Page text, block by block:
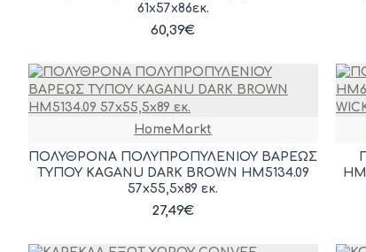
61x57x86εκ.
60,39€
HomeMarkt
ΠΟΛΥΘΡΟΝΑ ΠΟΛΥΠΡΟΠΥΛΕΝΙΟΥ ΒΑΡΕΩΣ
ΤΥΠΟΥ KAGANU DARK BROWN HM5134.09
57x55,5x89 εκ.
27,49€